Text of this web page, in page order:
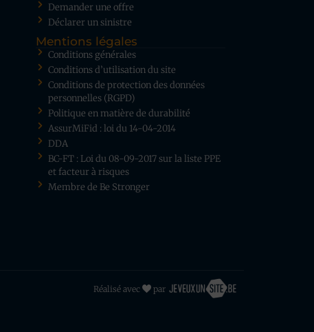
Demander une offre
Déclarer un sinistre
Mentions légales
Conditions générales
Conditions d’utilisation du site
Conditions de protection des données
personnelles (RGPD)
Politique en matière de durabilité
AssurMiFid : loi du 14-04-2014
DDA
BC-FT : Loi du 08-09-2017 sur la liste PPE
et facteur à risques
Membre de Be Stronger
Réalisé avec par